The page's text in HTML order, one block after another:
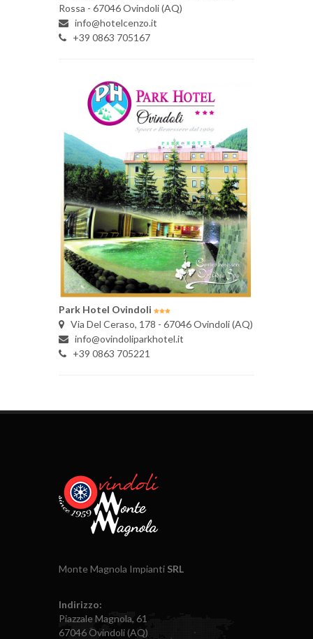
Rossa - 67046 Ovindoli (AQ)
info@hotelcenzo.it
+39 0863 705167
Park Hotel Ovindoli
Via Del Ceraso, 178 - 67046 Ovindoli (AQ)
info@ovindoliparkhotel.it
+39 0863 705221
Monte Magnola Impianti SRL
Indirizzo:
Piazzale Magnola, 61
67046 Ovindoli (AQ)